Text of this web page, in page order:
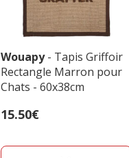
Wouapy- Tapis Griffoir
Rectangle Marron pour
Chats - 60x38cm
Prix
15.50€